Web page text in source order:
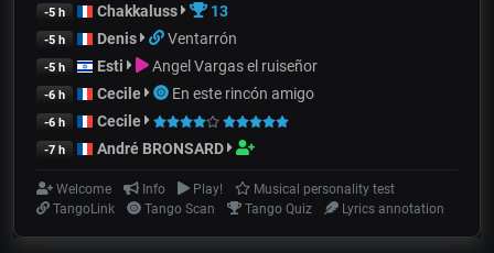
-5 h Chakkaluss 13
-5 h Denis Ventarrón
-5 h Esti Angel Vargas el ruiseñor
-6 h Cecile En este rincón amigo
-6 h Cecile
-7 h André BRONSARD
Welcome Info Play!
Musical personality test
TangoLink
Tango Scan Tango Quiz Lyrics annotation